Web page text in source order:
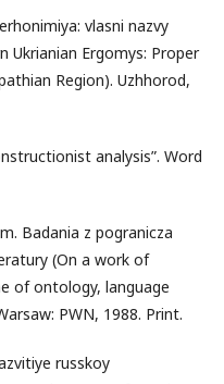
vlasni nazvy
Ukrianian Ergomys: Proper
Region). Uzhhorod,
analysis”. Word
Badania z pogranicza
(On a work of
of ontology, language
PWN, 1988. Print.
russkoy